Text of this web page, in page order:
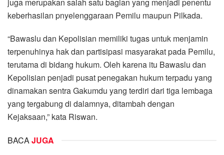
keberhasilan pnyelenggaraan Pemilu maupun Pilkada.
“Bawaslu dan Kepolisian memiliki tugas untuk menjamin
terpenuhinya hak dan partisipasi masyarakat pada Pemilu,
terutama di bidang hukum. Oleh karena itu Bawaslu dan
Kepolisian penjadi pusat penegakan hukum terpadu yang
dinamakan sentra Gakumdu yang terdiri dari tiga lembaga
yang tergabung di dalamnya, ditambah dengan
Kejaksaan,” kata Riswan.
BACAJUGA